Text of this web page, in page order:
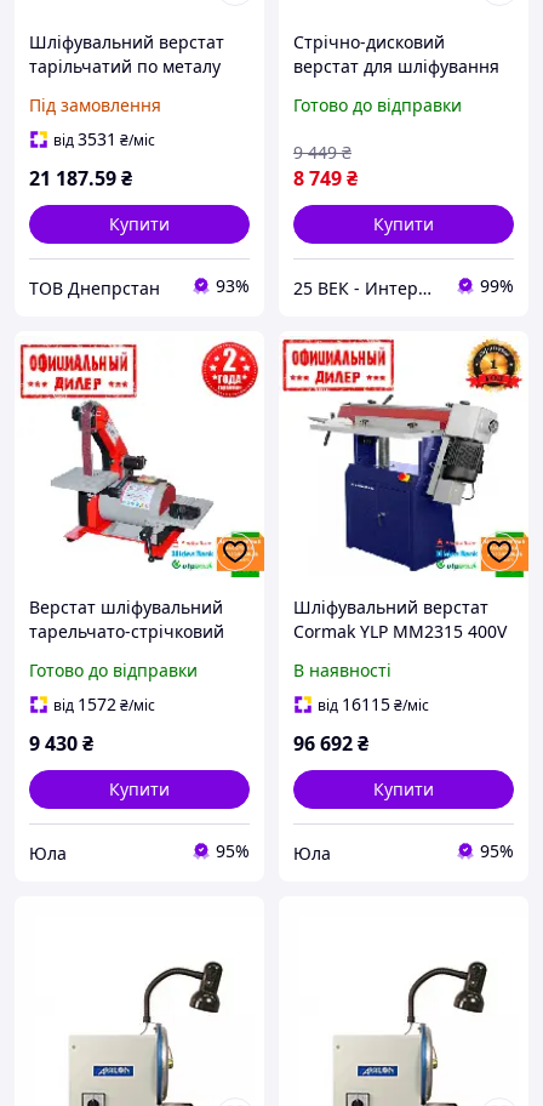
Шліфувальний верстат
тарільчатий по металу
305
Під замовлення
від3531 ₴/міс
21 187.59₴
Купити
ТОВ Днепрстан 93%
Стрічно-дисковий
верстат для шліфування
Готово до відправки
8 749₴
9 449 ₴
Купити
25 ВЕК - Интернет-Магазин: электрический, бензиновый, аккумуляторный инструмент и строительство. 99%
Верстат шліфувальний
тарельчато-стрічковий
кВт, 760 мм, 230 В)
Готово до відправки
від 1572₴/міс
9 430₴
Купити
Юла 95%
Шліфувальний верстат
Cormak YLP MM2315 400V
В наявності
від 16115₴/міс
96 692₴
Купити
Юла 95%